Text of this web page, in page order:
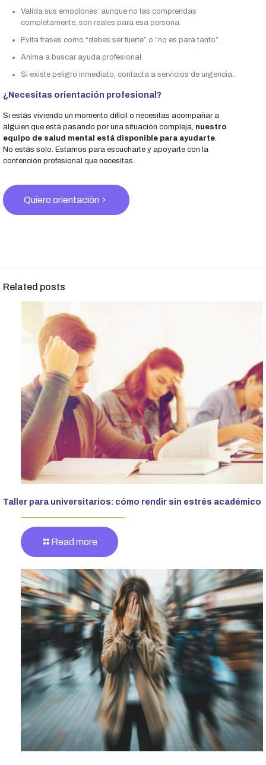
Valida sus emociones: aunque no las comprendas
completamente, son reales para esa persona.
Evita frases como “debes ser fuerte” o “no es para tanto”.
Anima a buscar ayuda profesional.
Si existe peligro inmediato, contacta a servicios de urgencia.
¿Necesitas orientación profesional?
Si estás viviendo un momento difícil o necesitas acompañar a
alguien que está pasando por una situación compleja, nuestro
equipo de salud mental está disponible para ayudarte.
No estás solo. Estamos para escucharte y apoyarte con la
contención profesional que necesitas.
Quiero orientación
Related posts
Taller para universitarios: cómo rendir sin estrés académico
Read more